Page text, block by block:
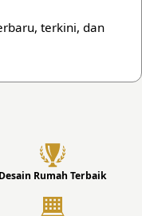
terkini, dan
Desain Rumah Terbaik